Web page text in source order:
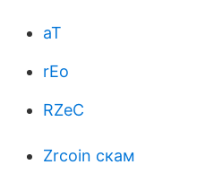
aT
rEo
RZeC
Zrcoin скам